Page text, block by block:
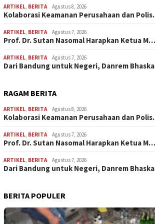
ARTIKEL, BERITA Agustus 8, 2026
Kolaborasi Keamanan Perusahaan dan
ARTIKEL, BERITA Agustus 7, 2026
Prof. Dr. Sutan Nasomal Harapkan Ketua M…
ARTIKEL, BERITA Agustus 7, 2026
Dari Bandung untuk Negeri, Danrem
RAGAM BERITA
ARTIKEL, BERITA Agustus 8, 2026
Kolaborasi Keamanan Perusahaan dan
ARTIKEL, BERITA Agustus 7, 2026
Prof. Dr. Sutan Nasomal Harapkan Ketua M…
ARTIKEL, BERITA Agustus 7, 2026
Dari Bandung untuk Negeri, Danrem
BERITA POPULER